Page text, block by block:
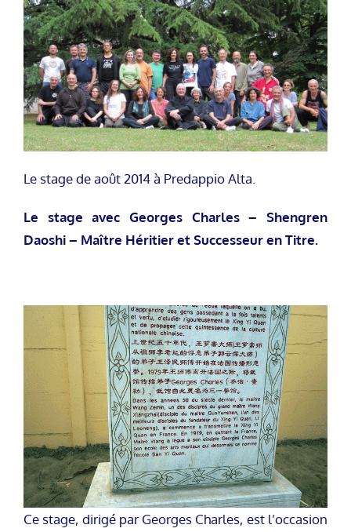
Le stage de août 2014 à Predappio Alta.
Le stage avec Georges Charles – Shengren
Daoshi – Maître Héritier et Successeur en Titre.
Ce stage, dirigé par Georges Charles, est l’occasion